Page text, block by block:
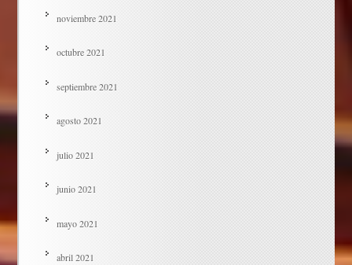
noviembre 2021
octubre 2021
septiembre 2021
agosto 2021
julio 2021
junio 2021
mayo 2021
abril 2021